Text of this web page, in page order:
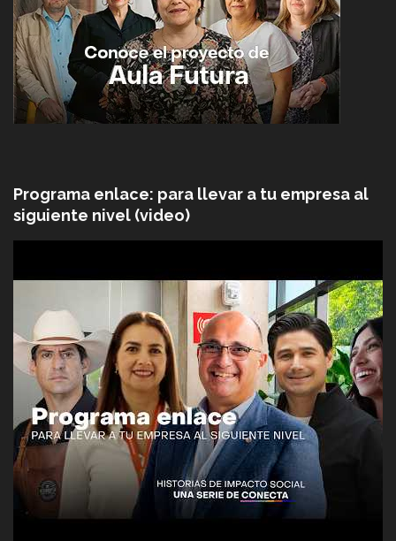
Programa enlace: para llevar a tu empresa al
siguiente nivel (video)